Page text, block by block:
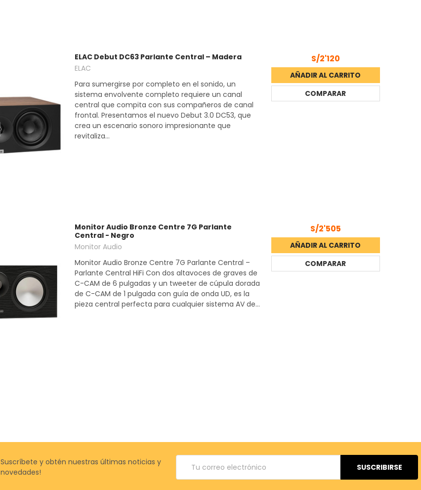
ELAC Debut DC63 Parlante Central – Madera
ELAC
Para sumergirse por completo en el sonido, un
sistema envolvente completo requiere un canal
central que compita con sus compañeros de canal
frontal. Presentamos el nuevo Debut 3.0 DC53, que
crea un escenario sonoro impresionante que
revitaliza...
S/2'120
AÑADIR AL CARRITO
COMPARAR
Monitor Audio Bronze Centre 7G Parlante
Central - Negro
Monitor Audio
Monitor Audio Bronze Centre 7G Parlante Central –
Parlante Central HiFi Con dos altavoces de graves de
C-CAM de 6 pulgadas y un tweeter de cúpula dorada
de C-CAM de 1 pulgada con guía de onda UD, es la
pieza central perfecta para cualquier sistema AV de...
S/2'505
AÑADIR AL CARRITO
COMPARAR
Suscríbete y obtén nuestras últimas noticias y
novedades!
electrónico